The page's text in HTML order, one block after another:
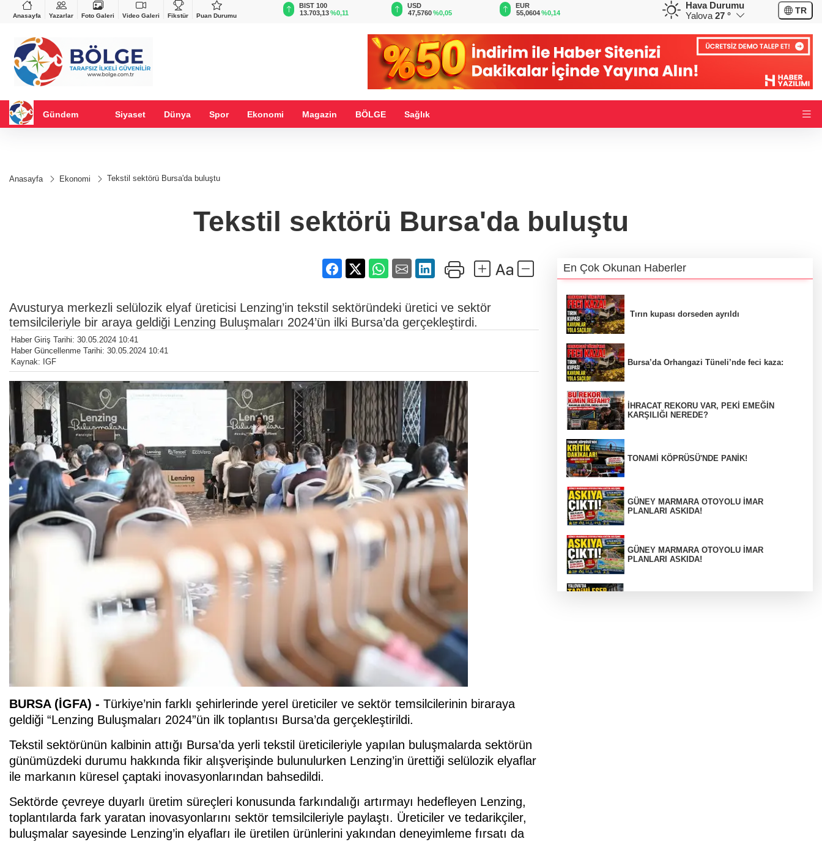
Anasayfa Yazarlar Foto Galeri Video Galeri Fikstür Puan Durumu
%0,37
VND
0,0018
%0,14
GAU/TRY
6.518,96%0,35
BIST 100
13.703,13%0,11
USD
47,5760%0,05
EUR
55,0604%0,14 %0,16
CHF
58,9248
Hava Durumu
Yalova 27 ° TR
Gündem Siyaset Dünya Spor Ekonomi Magazin BÖLGE Sağlık
Anasayfa Ekonomi Tekstil sektörü Bursa'da buluştu
Tekstil sektörü Bursa'da buluştu
Avusturya merkezli selülozik elyaf üreticisi Lenzing’in tekstil sektöründeki üretici ve sektör
temsilcileriyle bir araya geldiği Lenzing Buluşmaları 2024’ün ilki Bursa’da gerçekleştirdi.
Haber Giriş Tarihi: 30.05.2024 10:41
Haber Güncellenme Tarihi: 30.05.2024 10:41
Kaynak: IGF
BURSA (İGFA) - Türkiye’nin farklı şehirlerinde yerel üreticiler ve sektör temsilcilerinin biraraya
geldiği “Lenzing Buluşmaları 2024”ün ilk toplantısı Bursa’da gerçekleştirildi.
Tekstil sektörünün kalbinin attığı Bursa’da yerli tekstil üreticileriyle yapılan buluşmalarda sektörün
günümüzdeki durumu hakkında fikir alışverişinde bulunulurken Lenzing’in ürettiği selülozik elyaflar
ile markanın küresel çaptaki inovasyonlarından bahsedildi.
Sektörde çevreye duyarlı üretim süreçleri konusunda farkındalığı artırmayı hedefleyen Lenzing,
toplantılarda fark yaratan inovasyonlarını sektör temsilcileriyle paylaştı. Üreticiler ve tedarikçiler,
buluşmalar sayesinde Lenzing’in elyafları ile üretilen ürünlerini yakından deneyimleme fırsatı da
En Çok Okunan Haberler
Tırın kupası dorseden ayrıldı
Bursa’da Orhangazi Tüneli’nde feci kaza:
İHRACAT REKORU VAR, PEKİ EMEĞİN
KARŞILIĞI NEREDE?
TONAMİ KÖPRÜSÜ'NDE PANİK!
GÜNEY MARMARA OTOYOLU İMAR
PLANLARI ASKIDA!
GÜNEY MARMARA OTOYOLU İMAR
PLANLARI ASKIDA!